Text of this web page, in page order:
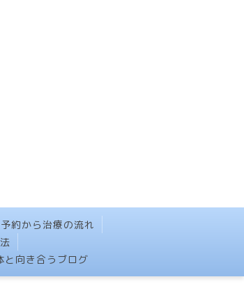
約から治療の流れ
と向き合うブログ